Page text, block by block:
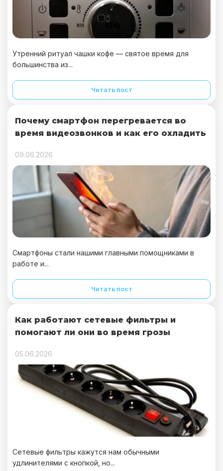
Утренний ритуал чашки кофе — святое время для
большинства из...
Читать пост
Почему смартфон перегревается во
время видеозвонков и как его охладить
09.06.2026
Смартфоны стали нашими главными помощниками в
работе и...
Читать пост
Как работают сетевые фильтры и
помогают ли они во время грозы
05.06.2026
Сетевые фильтры кажутся нам обычными
удлинителями с кнопкой, но...